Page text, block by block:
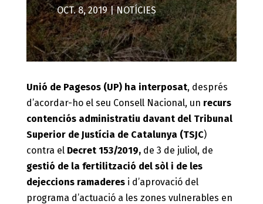
OCT. 8, 2019|NOTÍCIES
Unió de Pagesos (UP) ha interposat, després
d’acordar-ho el seu Consell Nacional, un recurs
contenciós administratiu davant del Tribunal
Superior de Justícia de Catalunya (TSJC)
contra el Decret 153/2019,de 3 de juliol, de
gestió de la fertilització del sòl i de les
dejeccions ramaderesi d’aprovació del
programa d’actuació a les zones vulnerables en